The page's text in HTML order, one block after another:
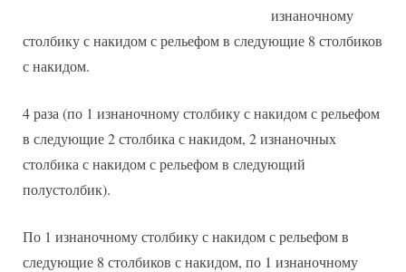
изнаночному
столбику с накидом с рельефом в следующие 8 столбиков
с накидом.
4 раза (по 1 изнаночному столбику с накидом с рельефом
в следующие 2 столбика с накидом, 2 изнаночных
столбика с накидом с рельефом в следующий
полустолбик).
По 1 изнаночному столбику с накидом с рельефом в
следующие 8 столбиков с накидом, по 1 изнаночному